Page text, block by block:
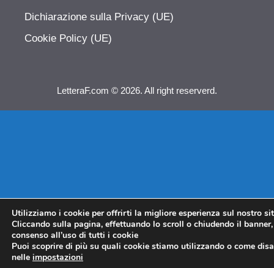
Dichiarazione sulla Privacy (UE)
Cookie Policy (UE)
LetteraF.com © 2026. All right reserverd.
Utilizziamo i cookie per offrirti la migliore esperienza sul nostro
Cliccando sulla pagina, effettuando lo scroll o chiudendo il
consenso all’uso di tutti i cookie
Puoi scoprire di più su quali cookie stiamo utilizzando o come
nelle impostazioni